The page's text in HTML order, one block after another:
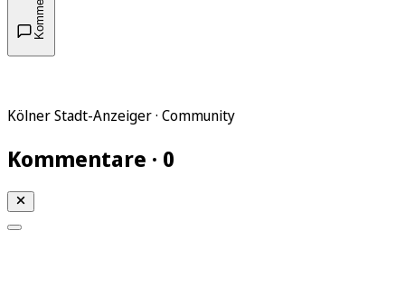
Kölner Stadt-Anzeiger · Community
Kommentare · 0